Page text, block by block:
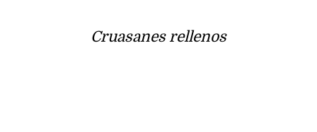
Cruasanes rellenos